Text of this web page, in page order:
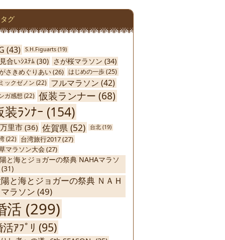
タグ
(43) S.H.Figuarts (19)
合いｼｽﾃﾑ (30) さが桜マラソン (34)
さきめぐりあい(26) はじめの一歩(25)
ックゼノン (22) フルマラソン (42)
ガ感想 (22) 仮装ランナー (68)
装ﾗﾝﾅｰ (154)
里市 (36) 佐賀県 (52) 台北 (19)
(22) 台湾旅行2017(27)
マラソン大会 (27)
と海とジョガーの祭典 NAHAマラソ
(31)
と海とジョガーの祭典 ＮＡＨ
マラソン (49)
活 (299)
ｱﾌﾟﾘ (95)